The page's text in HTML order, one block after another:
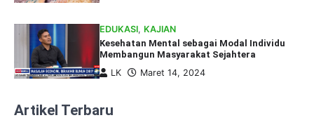
EDUKASI, KAJIAN
Kesehatan Mental sebagai Modal Individu
Membangun Masyarakat Sejahtera
LK
Maret 14, 2024
Artikel Terbaru